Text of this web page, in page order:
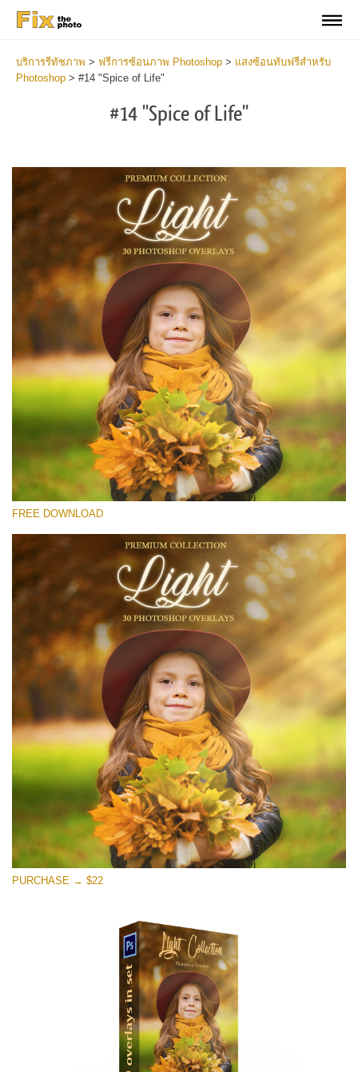
บริการรีทัชภาพ > ฟรีการซ้อนภาพ Photoshop > แสงซ้อนทับฟรีสำหรับ
Photoshop > #14 "Spice of Life"
#14 "Spice of Life"
โปรดเลือก
Free Light Overlay #14
Small 800*533px
Light Overlays
(30 Overlays)
Luxury Wedding
(373 Overlays)
Large 6000*4000px
Entire Collection
(1783 Overlays)
Large 6000*4000px
ดาวน์โหลดฟรี
FREE DOWNLOAD
PURCHASE → $22